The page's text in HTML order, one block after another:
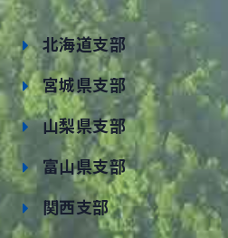
北海道支部
宮城県支部
山梨県支部
富山県支部
関西支部